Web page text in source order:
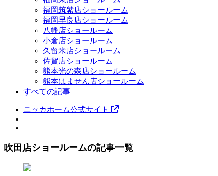
福岡筑紫店ショールーム
福岡早良店ショールーム
八幡店ショールーム
小倉店ショールーム
久留米店ショールーム
佐賀店ショールーム
熊本光の森店ショールーム
熊本はません店ショールーム
すべての記事
ニッカホーム公式サイト
吹田店ショールームの記事一覧